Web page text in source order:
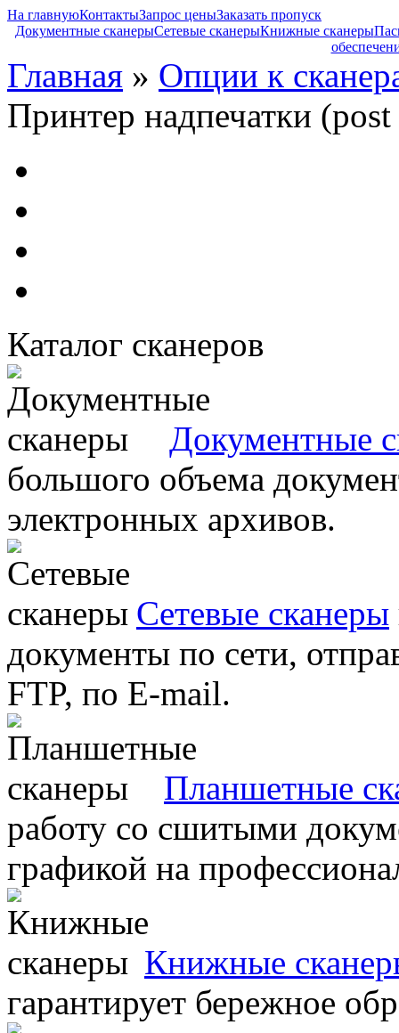
На главнуюКонтактыЗапрос ценыЗаказать пропуск
Документные сканерыСетевые сканерыКнижные сканеры
Главная » Опции к
Принтер надпечатки
Каталог сканеров
Документные
большого объема
электронных архивов.
Сетевые сканеры
документы по сети,
FTP, по E-mail.
Планшетные
работу со сшитыми
графикой на
Книжные
гарантирует бережное